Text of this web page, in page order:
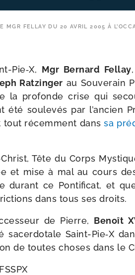
MGR FELLAY DU 20 AVRIL 2005 À
​Pie‑X, Mgr Bernard Fellay
Ratzinger au Souverain
la pro­fonde crise qui
été sou­le­vés par l’ancien
tout récem­ment danssa
Tête du Corps
et mise à mal au cours
durant ce Pontificat, et
dans tous ses droits.
de Pierre, Benoît
Saint-​Pie‑X
de toutes choses dans le